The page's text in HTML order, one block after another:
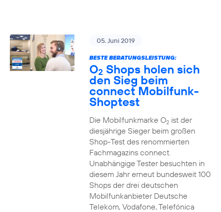
05. Juni 2019
BESTE BERATUNGSLEISTUNG:
O2 Shops holen sich
den Sieg beim
connect Mobilfunk-
Shoptest
Die Mobilfunkmarke O2ist der
diesjährige Sieger beim großen
Shop-Test des renommierten
Fachmagazins connect.
Unabhängige Tester besuchten in
diesem Jahr erneut bundesweit 100
Shops der drei deutschen
Mobilfunkanbieter Deutsche
Telekom, Vodafone, Telefónica